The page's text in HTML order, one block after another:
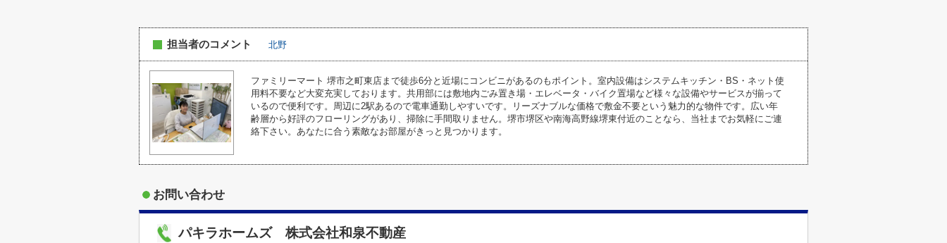
担当者のコメント 北野
ファミリーマート 堺市之町東店まで徒歩6分と近場にコンビニがあるのもポイント。室内設備はシステムキッチン・BS・ネット使
用料不要など大変充実しております。共用部には敷地内ごみ置き場・エレベータ・バイク置場など様々な設備やサービスが揃って
いるので便利です。周辺に2駅あるので電車通勤しやすいです。リーズナブルな価格で敷金不要という魅力的な物件です。広い年
齢層から好評のフローリングがあり、掃除に手間取りません。堺市堺区や南海高野線堺東付近のことなら、当社までお気軽にご連
絡下さい。あなたに合う素敵なお部屋がきっと見つかります。
お問い合わせ
パキラホームズ 株式会社和泉不動産